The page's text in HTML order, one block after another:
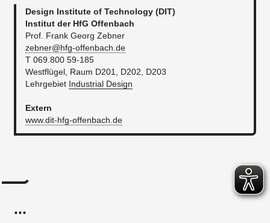
Design Institute of Technology (DIT)
Institut der HfG Offenbach
Prof. Frank Georg Zebner
zebner@hfg-offenbach.de
T 069.800 59-185
Westflügel, Raum D201, D202, D203
Lehrgebiet Industrial Design​
Extern
www.dit-hfg-offenbach.de
...